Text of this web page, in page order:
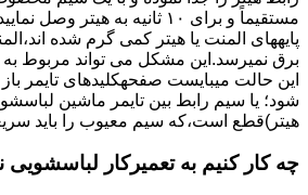
مستقیماً و برای ۱۰ ﺛﺎﻧﯿﻪ ﺑﻪ
پایههای اﻟﻤﻨﺖ یا هیتر کمی ﮔﺮم ﺷﺪه
ﺑﺮق نمیرسد.اﯾﻦ ﻣﺸﮑﻞ می تواند مربوط به
این حالت میبایست صفحهکلیدهای ﺗﺎﯾﻤﺮ
شود؛ ﯾﺎ ﺳﯿﻢ راﺑﻂ ﺑﯿﻦ ﺗﺎﯾﻤﺮ ماشین
ﻫﯿﺘﺮ)ﻗﻄﻊ اﺳﺖ،ﮐﻪ ﺳﯿﻢ ﻣﻌﯿﻮب را ﺑﺎﯾﺪ
چه کار کنیم به تعمیرکار لباسشویی